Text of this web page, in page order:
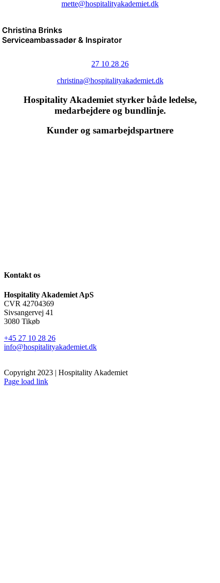
mette@hospitalityakademiet.dk
Christina Brinks
Serviceambassadør & Inspirator
27 10 28 26
christina@hospitalityakademiet.dk
Hospitality Akademiet styrker både ledelse,
medarbejdere og bundlinje.
Kunder og samarbejdspartnere
Kontakt os
Hospitality Akademiet ApS
CVR 42704369
Sivsangervej 41
3080 Tikøb
+45 27 10 28 26
info@hospitalityakademiet.dk
Copyright 2023 | Hospitality Akademiet
Page load link